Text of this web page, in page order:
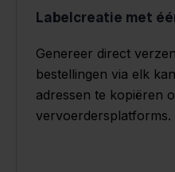
Labelcreatie met
Genereer direct
bestellingen via elk
adressen te kopiëren
vervoerdersplatforms.